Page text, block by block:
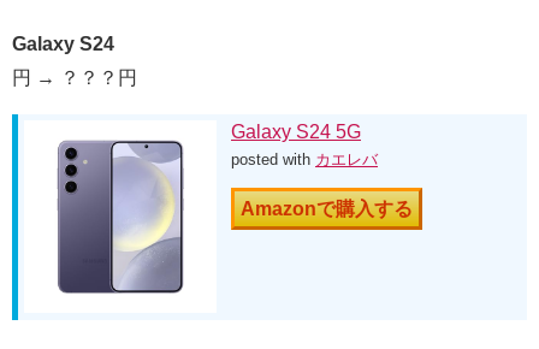
Galaxy S24
円 → ？？？円
Galaxy S24 5G
posted with カエレバ
Amazonで購入する